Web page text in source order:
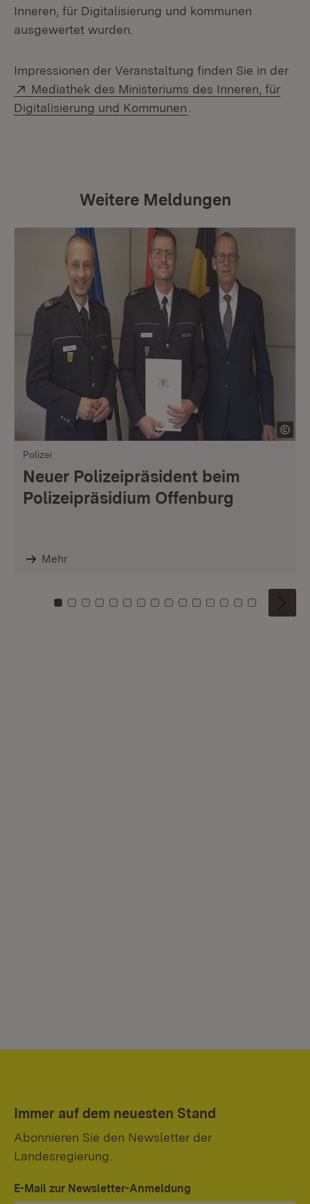
Inneren, für Digitalisierung und kommunen
ausgewertet wurden.
Impressionen der Veranstaltung finden Sie in der
Extern:
Mediathek des Ministeriums des Inneren, für
Digitalisierung und Kommunen
Weitere Meldungen
Polizei
Neuer Polizeipräsident beim
Polizeipräsidium Offenburg
Mehr
Zu Kachel: 0
Zu Kachel: 1
Zu Kachel: 2
Zu Kachel: 3
Zu Kachel: 4
Zu Kachel: 5
Zu Kachel: 6
Zu Kachel: 7
Zu Kachel: 8
Zu Kachel: 9
Zu Kachel: 10
Zu Kachel: 11
Zu Kachel: 12
Zu Kachel:
Zu
Immer auf dem neuesten Stand
Abonnieren Sie den Newsletter der
Landesregierung.
E-Mail zur Newsletter-Anmeldung